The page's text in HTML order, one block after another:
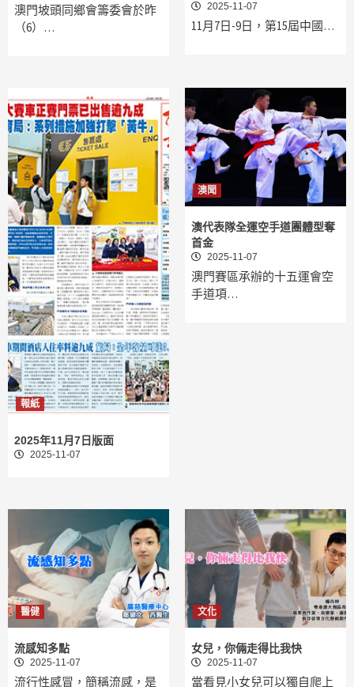
澳門坡頭同鄉會籌委會於昨
（6）…
2025-11-07
11月7日-9日，第15屆中國…
報紙
2025年11月7日版面
2025-11-07
澳聞
澳代表隊全運空手道團體型奪
首金
2025-11-07
澳門賽區承辦的十五運會空
手道項…
醫健
流感知多點
2025-11-07
流行性感冒，簡稱流感，是
文化
女兒，你倆走得比我快
2025-11-07
當看見小女兒可以獨自爬上